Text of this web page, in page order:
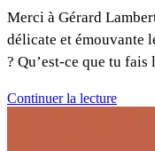
Merci à Gérard
délicate et émouvante
? Qu’est-ce que tu
Continuer la lecture